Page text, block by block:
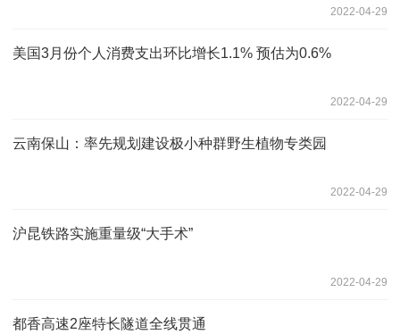
2022-04-29
美国3月份个人消费支出环比增长1.1% 预估为0.6%
2022-04-29
云南保山：率先规划建设极小种群野生植物专类园
2022-04-29
沪昆铁路实施重量级“大手术”
2022-04-29
都香高速2座特长隧道全线贯通